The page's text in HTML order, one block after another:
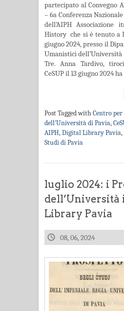
partecipato al Convegno
– 6a Conferenza
dell’AIPH Associazione
History che si è tenuto a
giugno 2024, presso il
Umanistici dell’Università
Tre. Anna Tardivo,
CeSUP il 13 giugno 2024
Post Tagged withCentro
dell'Università di Pavia,
AIPH,Digital Library Pavia,
Studi di Pavia
luglio 2024: i
dell’Università
Library Pavia
08, 06, 2024